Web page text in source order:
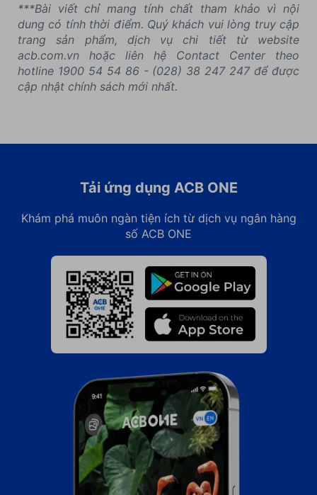
***Bài viết chỉ mang tính chất tham khảo vì nội
dung có tính thời điểm. Quý khách vui lòng truy cập
trang sản phẩm, dịch vụ chi tiết từ website
acb.com.vn hoặc liên hệ Contact Center theo
hotline 1900 54 54 86 - (028) 38 247 247 để được
cập nhật chính sách mới nhất.
Tải ứng dụng ACB ONE
Khám phá muôn ngàn tiện ích từ dịch vụ ngân hàng
số ACB ONE